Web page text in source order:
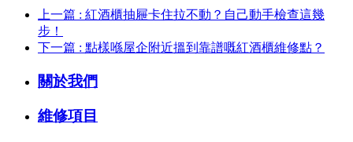
上一篇 : 紅酒櫃抽屜卡住拉不動？自己動手檢查這幾
步！
下一篇 : 點樣喺屋企附近搵到靠譜嘅紅酒櫃維修點？
關於我們
維修項目